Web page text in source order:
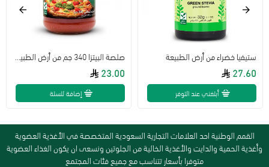
ستيفيا خضراء من أرض الطبيعة
27.60
أبلغني عند التوفر
23.00
إضافة للسلة
القمم الوطنية احد العلامات التجارية السعودية المتخصصة في الأغذية العضوية
وأغذية الحمية والدايت والأغذية الخالية من الجلوتين ونسعى ان يكون الغذاء العضوية
متوفرا بأسعار تتناسب مع جميع فئات المجتمع